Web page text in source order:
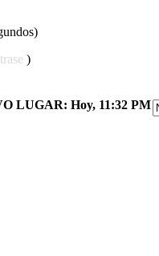
)
LUGAR: Hoy, 11:32 PM